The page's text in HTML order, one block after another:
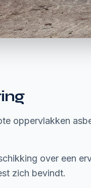
oppervlakken
over een
zich bevindt.